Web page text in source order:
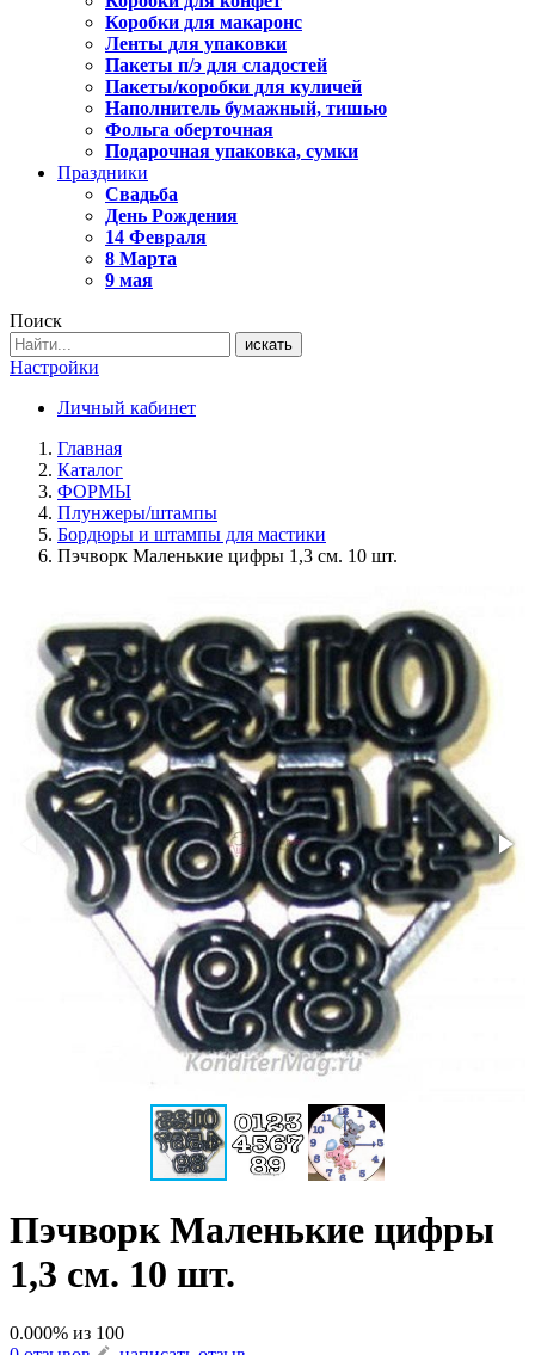
Коробки для макаронс
Ленты для упаковки
Пакеты п/э для сладостей
Пакеты/коробки для куличей
Наполнитель бумажный, тишью
Фольга оберточная
Подарочная упаковка, сумки
Праздники
Свадьба
День Рождения
14 Февраля
8 Марта
9 мая
Поиск
искать
Настройки
Личный кабинет
Главная
Каталог
ФОРМЫ
Плунжеры/штампы
Бордюры и штампы для мастики
Пэчворк Маленькие цифры 1,3 см. 10 шт.
Пэчворк Маленькие цифры
1,3 см. 10 шт.
0.000% из 100